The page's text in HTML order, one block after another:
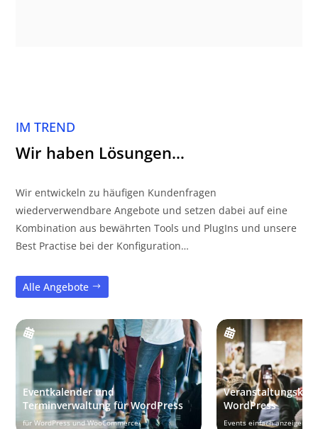
IM TREND
Wir haben Lösungen…
Wir entwickeln zu häufigen Kundenfragen
wiederverwendbare Angebote und setzen dabei auf eine
Kombination aus bewährten Tools und PlugIns und unsere
Best Practise bei der Konfiguration…
Alle Angebote
Eventkalender und
Terminverwaltung für WordPress
für WordPress und WooCommerce
WordPress
Events einfach anzeigen